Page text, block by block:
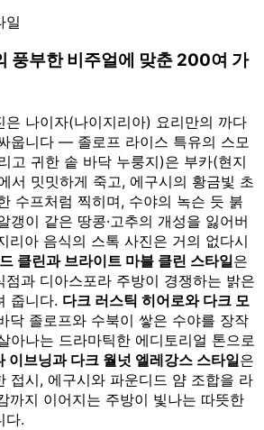
일
풍부한 비주얼에 맞춘 200여 가
은 나이자(나이지리아) 요리만의 까다
웁니다 — 졸로프 라이스 특유의 스모
고 귀한 솥 바닥 누룽지)은 부카(현지
서 밋밋하게 죽고, 에구시의 황금빛 초
수프처럼 찍히며, 수야의 녹슨 듯 붉
갱이 같은 땅콩·고추의 개성을 잃어버
리아 음식의 스톡 사진은 거의 없다시
클린과 브라이트 마블 클린 스타일은
점과 디아스포라 주방이 경쟁하는 밝은
줍니다. 다크 러스틱 히어로와 다크 모
닥 졸로프와 수북이 쌓은 수야를 장작
아나는 드라마틱한 에디토리얼 톤으로
이브닝과 다크 월넛 엘레강스 스타일은
접시, 에구시와 파운디드 얌 조합을 라
까지 이어지는 주방이 빛나는 따뜻한
다.